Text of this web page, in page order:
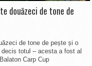
douăzeci de tone de
de tone de pește și o
totul – acesta a fost al
Carp Cup